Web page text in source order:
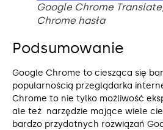
Google Chrome
Chrome hasła
Podsumowanie
Google Chrome to ciesząca się
popularnością przeglądarka
Chrome to nie tylko możliwość
ale też narzędzie mające wiele
bardzo przydatnych rozwiązań